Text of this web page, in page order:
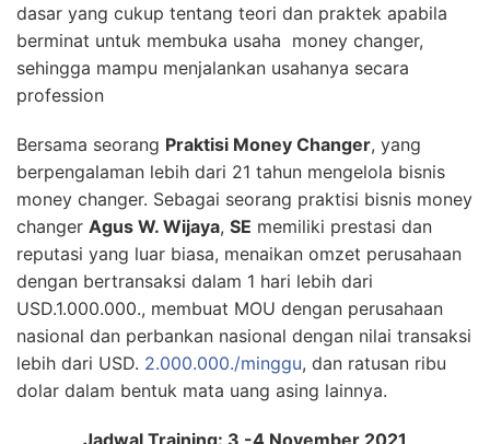
dasar yang cukup tentang teori dan praktek apabila
berminat untuk membuka usaha money changer,
sehingga mampu menjalankan usahanya secara
profession
Bersama seorang Praktisi Money Changer, yang
berpengalaman lebih dari 21 tahun mengelola bisnis
money changer. Sebagai seorang praktisi bisnis money
changer Agus W. Wijaya, SE memiliki prestasi dan
reputasi yang luar biasa, menaikan omzet perusahaan
dengan bertransaksi dalam 1 hari lebih dari
USD.1.000.000., membuat MOU dengan perusahaan
nasional dan perbankan nasional dengan nilai transaksi
lebih dari USD. 2.000.000./minggu, dan ratusan ribu
dolar dalam bentuk mata uang asing lainnya.
Jadwal Training: 3 -4 November 2021